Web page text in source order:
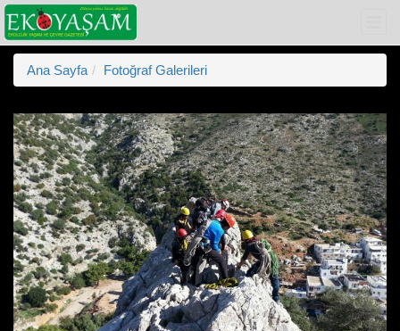
Ana Sayfa Fotoğraf Galerileri